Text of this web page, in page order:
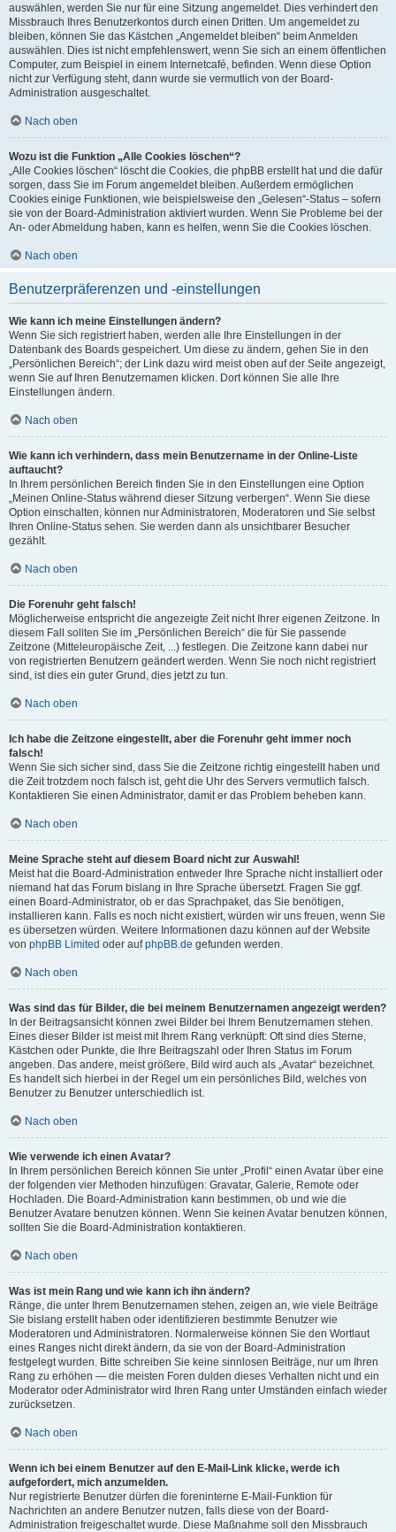
auswählen, werden Sie nur für eine Sitzung angemeldet. Dies verhindert den
Missbrauch Ihres Benutzerkontos durch einen Dritten. Um angemeldet zu
bleiben, können Sie das Kästchen „Angemeldet bleiben“ beim Anmelden
auswählen. Dies ist nicht empfehlenswert, wenn Sie sich an einem öffentlichen
Computer, zum Beispiel in einem Internetcafé, befinden. Wenn diese Option
nicht zur Verfügung steht, dann wurde sie vermutlich von der Board-
Administration ausgeschaltet.
Nach oben
Wozu ist die Funktion „Alle Cookies löschen“?
„Alle Cookies löschen“ löscht die Cookies, die phpBB erstellt hat und die dafür
sorgen, dass Sie im Forum angemeldet bleiben. Außerdem ermöglichen
Cookies einige Funktionen, wie beispielsweise den „Gelesen“-Status – sofern
sie von der Board-Administration aktiviert wurden. Wenn Sie Probleme bei der
An- oder Abmeldung haben, kann es helfen, wenn Sie die Cookies löschen.
Nach oben
Benutzerpräferenzen und -einstellungen
Wie kann ich meine Einstellungen ändern?
Wenn Sie sich registriert haben, werden alle Ihre Einstellungen in der
Datenbank des Boards gespeichert. Um diese zu ändern, gehen Sie in den
„Persönlichen Bereich“; der Link dazu wird meist oben auf der Seite angezeigt,
wenn Sie auf Ihren Benutzernamen klicken. Dort können Sie alle Ihre
Einstellungen ändern.
Nach oben
Wie kann ich verhindern, dass mein Benutzername in der Online-Liste
auftaucht?
In Ihrem persönlichen Bereich finden Sie in den Einstellungen eine Option
„Meinen Online-Status während dieser Sitzung verbergen“. Wenn Sie diese
Option einschalten, können nur Administratoren, Moderatoren und Sie selbst
Ihren Online-Status sehen. Sie werden dann als unsichtbarer Besucher
gezählt.
Nach oben
Die Forenuhr geht falsch!
Möglicherweise entspricht die angezeigte Zeit nicht Ihrer eigenen Zeitzone. In
diesem Fall sollten Sie im „Persönlichen Bereich“ die für Sie passende
Zeitzone (Mitteleuropäische Zeit, ...) festlegen. Die Zeitzone kann dabei nur
von registrierten Benutzern geändert werden. Wenn Sie noch nicht registriert
sind, ist dies ein guter Grund, dies jetzt zu tun.
Nach oben
Ich habe die Zeitzone eingestellt, aber die Forenuhr geht immer noch
falsch!
Wenn Sie sich sicher sind, dass Sie die Zeitzone richtig eingestellt haben und
die Zeit trotzdem noch falsch ist, geht die Uhr des Servers vermutlich falsch.
Kontaktieren Sie einen Administrator, damit er das Problem beheben kann.
Nach oben
Meine Sprache steht auf diesem Board nicht zur Auswahl!
Meist hat die Board-Administration entweder Ihre Sprache nicht installiert oder
niemand hat das Forum bislang in Ihre Sprache übersetzt. Fragen Sie ggf.
einen Board-Administrator, ob er das Sprachpaket, das Sie benötigen,
installieren kann. Falls es noch nicht existiert, würden wir uns freuen, wenn Sie
es übersetzen würden. Weitere Informationen dazu können auf der Website
von phpBB Limited oder aufphpBB.de gefunden werden.
Nach oben
Was sind das für Bilder, die bei meinem Benutzernamen angezeigt werden?
In der Beitragsansicht können zwei Bilder bei Ihrem Benutzernamen stehen.
Eines dieser Bilder ist meist mit Ihrem Rang verknüpft: Oft sind dies Sterne,
Kästchen oder Punkte, die Ihre Beitragszahl oder Ihren Status im Forum
angeben. Das andere, meist größere, Bild wird auch als „Avatar“ bezeichnet.
Es handelt sich hierbei in der Regel um ein persönliches Bild, welches von
Benutzer zu Benutzer unterschiedlich ist.
Nach oben
Wie verwende ich einen Avatar?
In Ihrem persönlichen Bereich können Sie unter „Profil“ einen Avatar über eine
der folgenden vier Methoden hinzufügen: Gravatar, Galerie, Remote oder
Hochladen. Die Board-Administration kann bestimmen, ob und wie die
Benutzer Avatare benutzen können. Wenn Sie keinen Avatar benutzen können,
sollten Sie die Board-Administration kontaktieren.
Nach oben
Was ist mein Rang und wie kann ich ihn ändern?
Ränge, die unter Ihrem Benutzernamen stehen, zeigen an, wie viele Beiträge
Sie bislang erstellt haben oder identifizieren bestimmte Benutzer wie
Moderatoren und Administratoren. Normalerweise können Sie den Wortlaut
eines Ranges nicht direkt ändern, da sie von der Board-Administration
festgelegt wurden. Bitte schreiben Sie keine sinnlosen Beiträge, nur um Ihren
Rang zu erhöhen — die meisten Foren dulden dieses Verhalten nicht und ein
Moderator oder Administrator wird Ihren Rang unter Umständen einfach wieder
zurücksetzen.
Nach oben
Wenn ich bei einem Benutzer auf den E-Mail-Link klicke, werde ich
aufgefordert, mich anzumelden.
Nur registrierte Benutzer dürfen die foreninterne E-Mail-Funktion für
Nachrichten an andere Benutzer nutzen, falls diese von der Board-
Administration freigeschaltet wurde. Diese Maßnahme soll den Missbrauch